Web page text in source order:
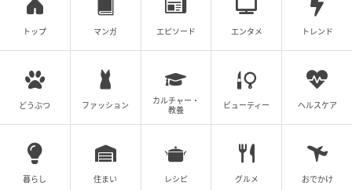
トップ マンガ エピソード エンタメ トレンド
どうぶつ ファッション
カルチャー・
教養
ビューティー ヘルスケア
暮らし 住まい レシピ グルメ おでかけ